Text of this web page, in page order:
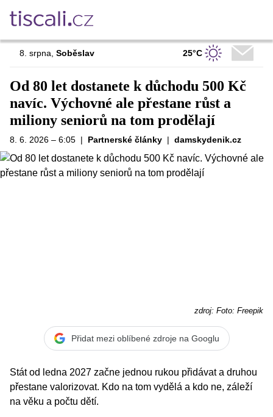
8. srpna Soběslav 25°C
Od 80 let dostanete k důchodu 500 Kč
navíc. Výchovné ale přestane růst a
miliony seniorů na tom prodělají
8. 6. 2026 – 6:05 | Partnerské články | damskydenik.cz
zdroj: Foto: Freepik
Přidat mezi oblíbené zdroje na Googlu
Stát od ledna 2027 začne jednou rukou přidávat a druhou
přestane valorizovat. Kdo na tom vydělá a kdo ne, záleží
na věku a počtu dětí.